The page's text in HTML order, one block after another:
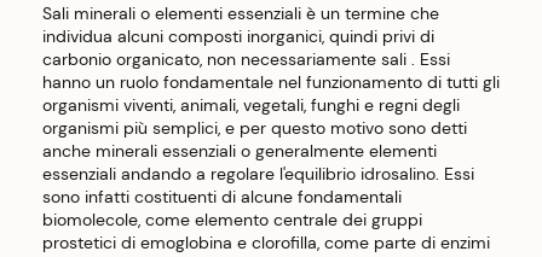
Sali minerali o elementi essenziali è un termine che
individua alcuni composti inorganici, quindi privi di
carbonio organicato, non necessariamente sali . Essi
hanno un ruolo fondamentale nel funzionamento di tutti gli
organismi viventi, animali, vegetali, funghi e regni degli
organismi più semplici, e per questo motivo sono detti
anche minerali essenziali o generalmente elementi
essenziali andando a regolare l'equilibrio idrosalino. Essi
sono infatti costituenti di alcune fondamentali
biomolecole, come elemento centrale dei gruppi
prostetici di emoglobina e clorofilla, come parte di enzimi